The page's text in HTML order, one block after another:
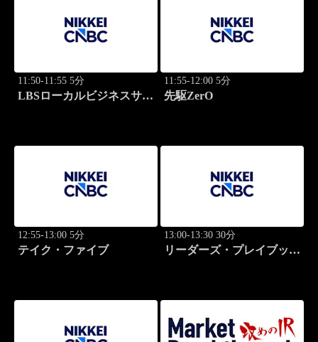
11:50-11:55 5分
LBSローカルビジネスサテ
11:55-12:00 5分
先駆ZerO
12:55-13:00 5分
テイク・ファイブ
13:00-13:30 30分
リーダーズ・プレイブック